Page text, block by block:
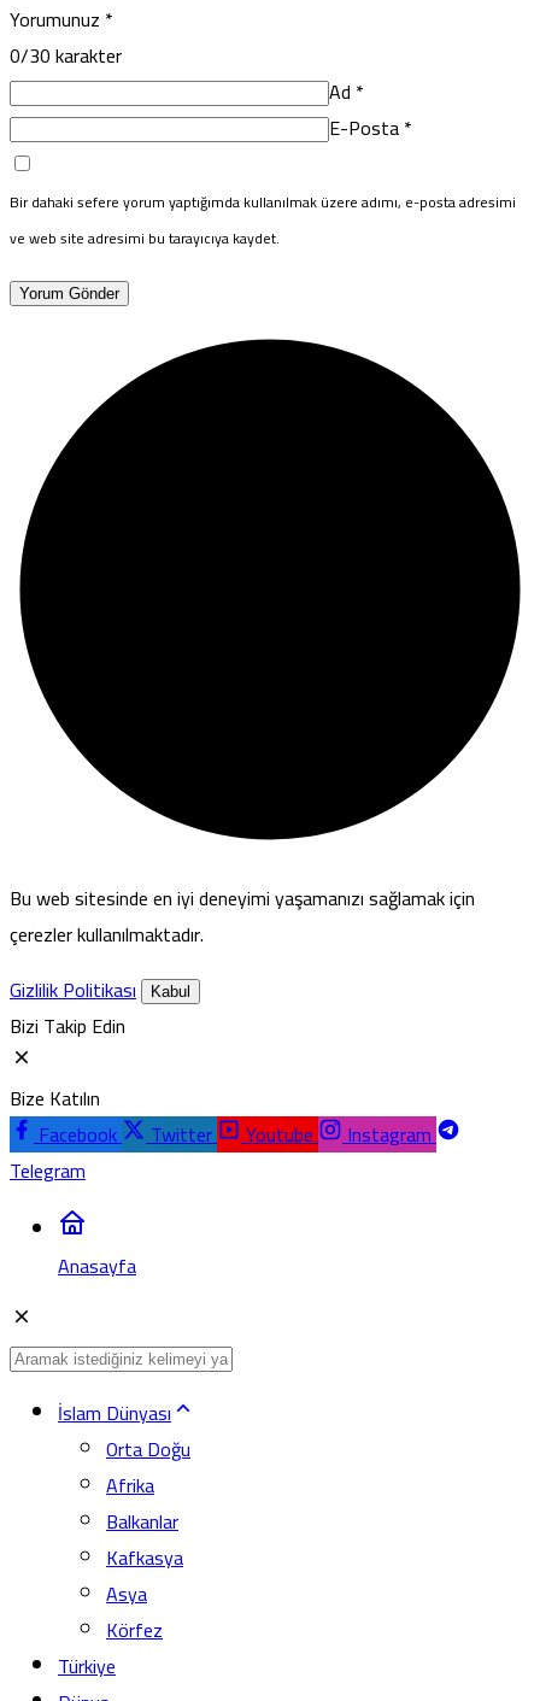
Yorumunuz *
0/30 karakter
Ad *
E-Posta*
Bir dahaki sefere yorum yaptığımda kullanılmak üzere adımı, e-posta adresimi
ve web site adresimi bu tarayıcıya kaydet.
Yorum Gönder
Bu web sitesinde en iyi deneyimi yaşamanızı sağlamak için
çerezler kullanılmaktadır.
Gizlilik Politikası
Kabul
Bizi Takip Edin
Bize Katılın
Facebook
Twitter Youtube
Instagram
Telegram
Anasayfa
İslam Dünyası
Orta Doğu
Afrika
Balkanlar
Kafkasya
Asya
Körfez
Türkiye